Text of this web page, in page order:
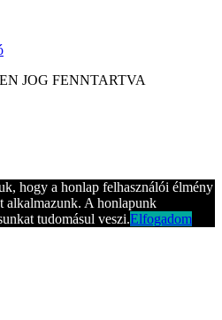
JOG FENNTARTVA
hogy a honlap felhasználói élmény
alkalmazunk. A honlapunk
tudomásul veszi.Elfogadom